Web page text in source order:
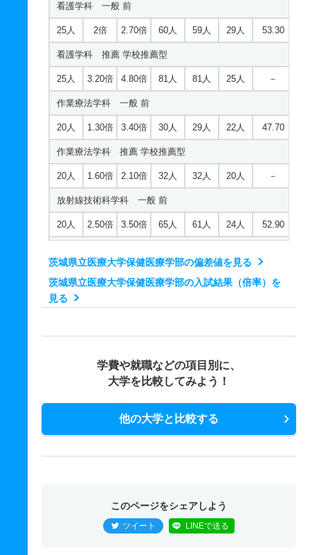
看護学科 一般 前
25人 2倍 2.70倍 60人 59人 29人 53.30
看護学科 推薦 学校推薦型
25人 3.20倍 4.80倍 81人 81人 25人 －
作業療法学科 一般 前
20人 1.30倍 3.40倍 30人 29人 22人 47.70
作業療法学科 推薦 学校推薦型
20人 1.60倍 2.10倍 32人 32人 20人 －
放射線技術科学科 一般 前
20人 2.50倍 3.50倍 65人 61人 24人 52.90
理学療法学科 一般 前
2.30倍 2.90倍 46人 46人 20人
茨城県立医療大学保健医療学部の偏差値を見る
茨城県立医療大学保健医療学部の入試結果（倍率）を
見る
学費や就職などの項目別に、
大学を比較してみよう！
他の大学と比較する
このページをシェアしよう
ツイート LINEで送る